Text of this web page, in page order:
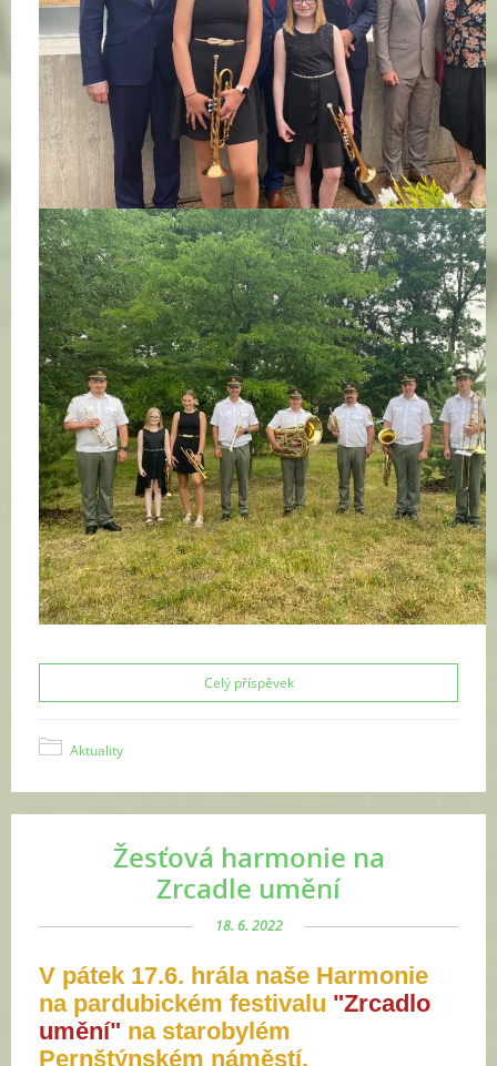
Celý příspěvek
Aktuality
Žesťová harmonie na
Zrcadle umění
18. 6. 2022
V pátek 17.6. hrála naše Harmonie
na pardubickém festivalu "Zrcadlo
umění" na starobylém
Pernštýnském náměstí.